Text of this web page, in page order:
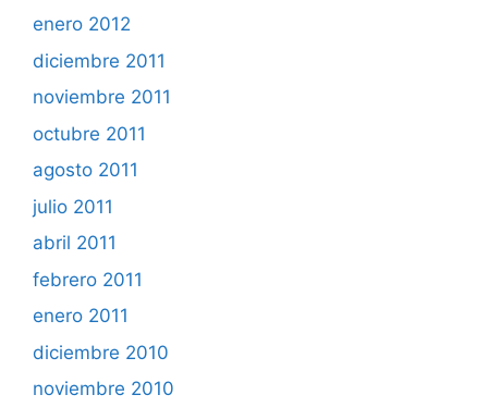
enero 2012
diciembre 2011
noviembre 2011
octubre 2011
agosto 2011
julio 2011
abril 2011
febrero 2011
enero 2011
diciembre 2010
noviembre 2010